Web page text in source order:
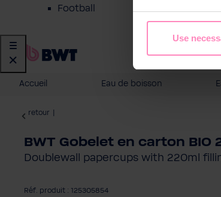
Use
Football
Accueil Eau de boisson
retour
BWT Gobelet en carton BIO
Doublewall papercups with 220ml
Réf. produit : 125305854